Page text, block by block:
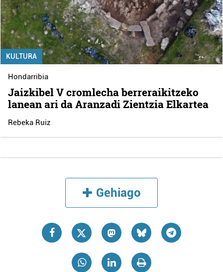
KULTURA
Hondarribia
Jaizkibel V cromlecha berreraikitzeko
lanean ari da Aranzadi Zientzia Elkartea
Rebeka Ruiz
Gehiago